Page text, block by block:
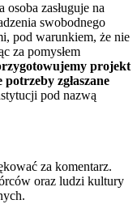
zasługuje na
swobodnego
pod warunkiem, że nie
za pomysłem
projekt
zgłaszane
pod nazwą
za komentarz.
oraz ludzi kultury